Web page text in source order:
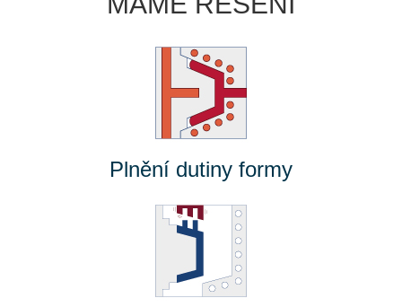
Plnění dutiny formy